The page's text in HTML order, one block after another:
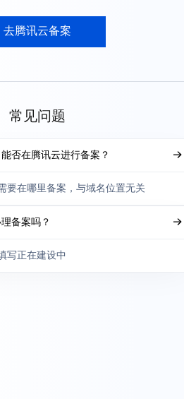
去腾讯云备案
常见问题
否在腾讯云进行备案？
要在哪里备案，与域名位置无关
备案吗？
写正在建设中